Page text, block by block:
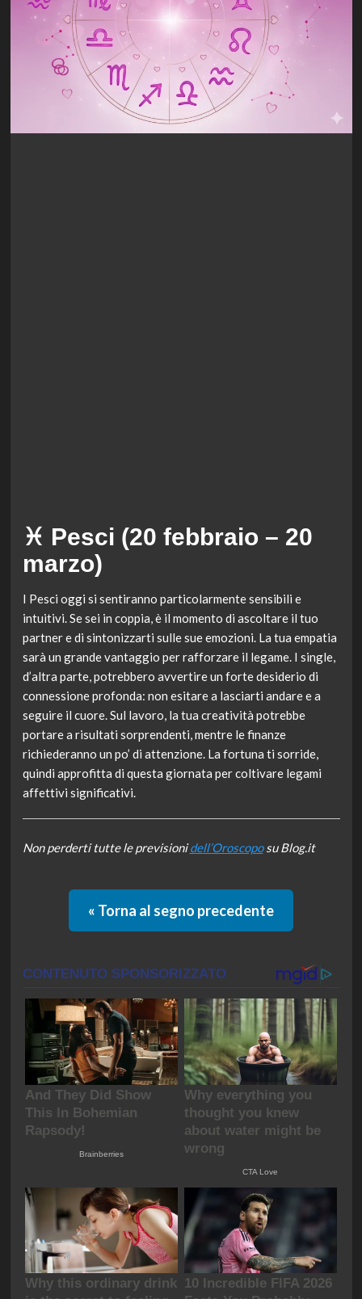
♓ Pesci (20 febbraio – 20
marzo)
I Pesci oggi si sentiranno particolarmente sensibili e
intuitivi. Se sei in coppia, è il momento di ascoltare il tuo
partner e di sintonizzarti sulle sue emozioni. La tua empatia
sarà un grande vantaggio per rafforzare il legame. I single,
d’altra parte, potrebbero avvertire un forte desiderio di
connessione profonda: non esitare a lasciarti andare e a
seguire il cuore. Sul lavoro, la tua creatività potrebbe
portare a risultati sorprendenti, mentre le finanze
richiederanno un po’ di attenzione. La fortuna ti sorride,
quindi approfitta di questa giornata per coltivare legami
affettivi significativi.
Non perderti tutte le previsionidell’Oroscoposu Blog.it
« Torna al segno precedente